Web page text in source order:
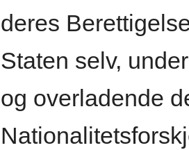
deres
Staten selv,
og overladende